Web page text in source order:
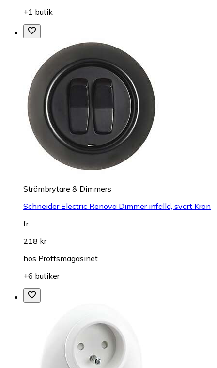
+1 butik
Strömbrytare & Dimmers
Schneider Electric Renova Dimmer infälld, svart Kron
fr.
218 kr
hos Proffsmagasinet
+6 butiker